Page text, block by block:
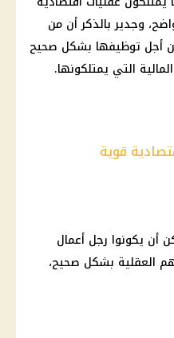
وجدير بالذكر أن من
من أجل توظيفها بشكل صحيح
المالية التي يمتلكونها.
قوية
أن يكونوا رجل أعمال
العقلية بشكل صحيح،